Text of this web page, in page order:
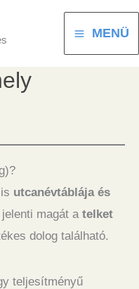
MENÜ
utcanévtáblája és
jelenti magát a telket
dolog található.
teljesítményű